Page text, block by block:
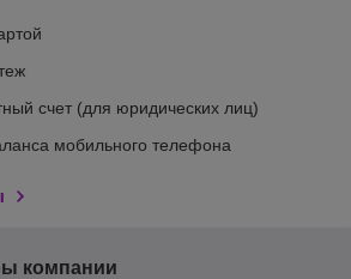
счет (для юридических лиц)
мобильного телефона
компании